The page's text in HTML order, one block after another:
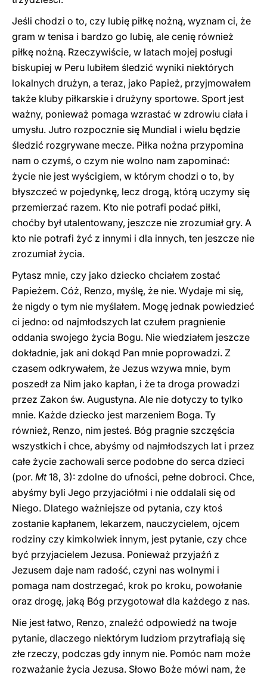
Jeśli chodzi o to, czy lubię piłkę nożną, wyznam ci, że
gram w tenisa i bardzo go lubię, ale cenię również
piłkę nożną. Rzeczywiście, w latach mojej posługi
biskupiej w Peru lubiłem śledzić wyniki niektórych
lokalnych drużyn, a teraz, jako Papież, przyjmowałem
także kluby piłkarskie i drużyny sportowe. Sport jest
ważny, ponieważ pomaga wzrastać w zdrowiu ciała i
umysłu. Jutro rozpocznie się Mundial i wielu będzie
śledzić rozgrywane mecze. Piłka nożna przypomina
nam o czymś, o czym nie wolno nam zapominać:
życie nie jest wyścigiem, w którym chodzi o to, by
błyszczeć w pojedynkę, lecz drogą, którą uczymy się
przemierzać razem. Kto nie potrafi podać piłki,
choćby był utalentowany, jeszcze nie zrozumiał gry. A
kto nie potrafi żyć z innymi i dla innych, ten jeszcze nie
zrozumiał życia.
Pytasz mnie, czy jako dziecko chciałem zostać
Papieżem. Cóż, Renzo, myślę, że nie. Wydaje mi się,
że nigdy o tym nie myślałem. Mogę jednak powiedzieć
ci jedno: od najmłodszych lat czułem pragnienie
oddania swojego życia Bogu. Nie wiedziałem jeszcze
dokładnie, jak ani dokąd Pan mnie poprowadzi. Z
czasem odkrywałem, że Jezus wzywa mnie, bym
poszedł za Nim jako kapłan, i że ta droga prowadzi
przez Zakon św. Augustyna. Ale nie dotyczy to tylko
mnie. Każde dziecko jest marzeniem Boga. Ty
również, Renzo, nim jesteś. Bóg pragnie szczęścia
wszystkich i chce, abyśmy od najmłodszych lat i przez
całe życie zachowali serce podobne do serca dzieci
(por. Mt18, 3): zdolne do ufności, pełne dobroci. Chce,
abyśmy byli Jego przyjaciółmi i nie oddalali się od
Niego. Dlatego ważniejsze od pytania, czy ktoś
zostanie kapłanem, lekarzem, nauczycielem, ojcem
rodziny czy kimkolwiek innym, jest pytanie, czy chce
być przyjacielem Jezusa. Ponieważ przyjaźń z
Jezusem daje nam radość, czyni nas wolnymi i
pomaga nam dostrzegać, krok po kroku, powołanie
oraz drogę, jaką Bóg przygotował dla każdego z nas.
Nie jest łatwo, Renzo, znaleźć odpowiedź na twoje
pytanie, dlaczego niektórym ludziom przytrafiają się
złe rzeczy, podczas gdy innym nie. Pomóc nam może
rozważanie życia Jezusa. Słowo Boże mówi nam, że